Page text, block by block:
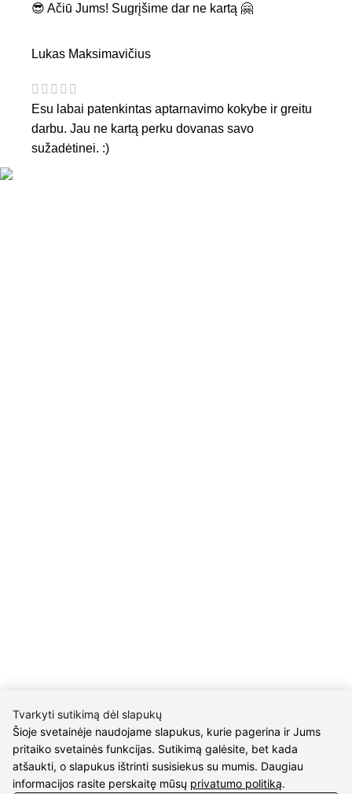
😎 Ačiū Jums! Sugrįšime dar ne kartą 🤗
Lukas Maksimavičius
Esu labai patenkintas aptarnavimo kokybe ir greitu
darbu. Jau ne kartą perku dovanas savo
sužadėtinei. :)
Apie mus
Susipažink su kūrėjais
Kontaktai
2026 © visos teisės saugomos | Eidvina, UAB
Tvarkyti sutikimą dėl slapukų
Šioje svetainėje naudojame slapukus, kurie pagerina ir Jums
pritaiko svetainės funkcijas. Sutikimą galėsite, bet kada
atšaukti, o slapukus ištrinti susisiekus su mumis. Daugiau
informacijos rasite perskaitę mūsų privatumo politiką.